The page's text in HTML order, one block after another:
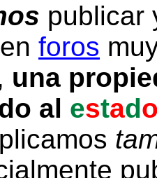
publicar
foros
una
al estad